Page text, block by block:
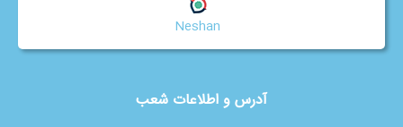
آدرس و اطلاعات شعب
Neshan